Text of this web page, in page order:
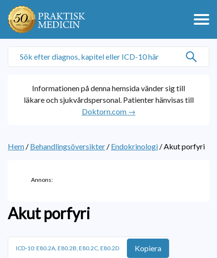
Informationen på denna hemsida vänder sig till
läkare och sjukvårdspersonal. Patienter hänvisas till
Doktorn.com →
Hem / Behandlingsöversikter / Endokrinologi /Akut porfyri
Annons:
Akut porfyri
ICD-10: E80.2A, E80.2B, E80.2C, E80.2D Kopiera